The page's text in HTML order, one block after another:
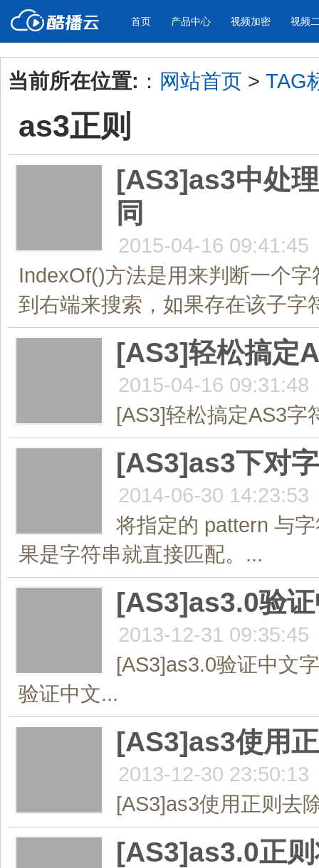
首页 产品中心
产品与新功能
视频加密防下载防录屏
防下载/防盗录/防录屏/防篡改
帮助企业视频
视频加密 视频
应用场景
企业宣传
为个人网站、博客论坛，添加视频
年会节目
当前所在位置: ： 网站首页 > TAG
as3正则
[AS3]as3中处
同
2015-04-16 09:41:45
IndexOf()方法是用来判断一个
到右端来搜索，如果存在该子字
[AS3]轻松搞定
2015-04-16 09:31:48
[AS3]轻松搞定AS3字
[AS3]as3下对
2014-06-30 14:23:53
将指定的 pattern 与
果是字符串就直接匹配。...
[AS3]as3.0验
2013-12-31 09:35:45
[AS3]as3.0验证中文
验证中文...
[AS3]as3使用
2013-12-30 23:50:13
[AS3]as3使用正则去
[AS3]as3.0正